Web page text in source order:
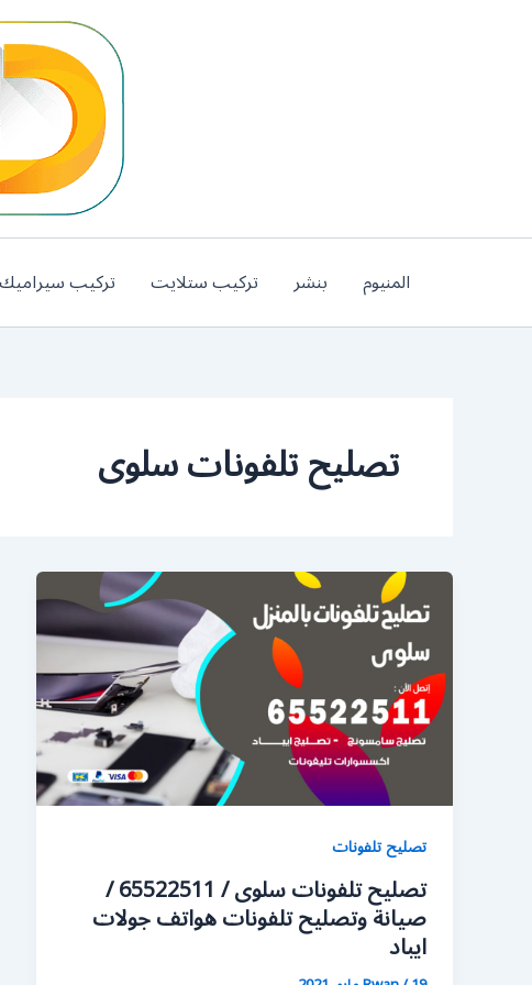
المنيوم بنشر تركيب ستلايت تركيب سيراميك
تصليح تلفونات سلوى
تصليح تلفونات
تصليح تلفونات سلوى / 65522511 /
صيانة وتصليح تلفونات هواتف جولات
ايباد